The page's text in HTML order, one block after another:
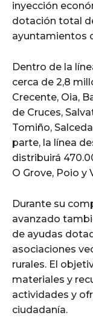
inyección
dotación total
ayuntamientos
Dentro de la
cerca de 2,8
Crecente, Oia,
de Cruces,
Tomiño,
parte, la línea
distribuirá
O Grove, Poio y
Durante su
avanzado
de ayudas
asociaciones
rurales. El
materiales y
actividades y
ciudadanía.